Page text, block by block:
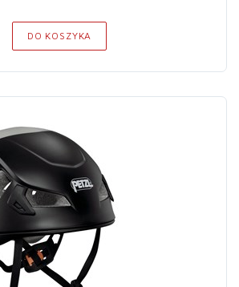
DO KOSZYKA